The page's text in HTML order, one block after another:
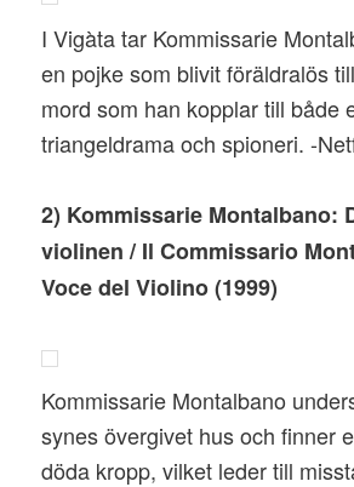
I Vigàta tar Kommissarie
en pojke som blivit föräldralös
mord som han kopplar till både
triangeldrama och spioneri. -
2) Kommissarie Montalbano:
violinen / Il Commissario
Voce del Violino (1999)
Kommissarie Montalbano
synes övergivet hus och finner
döda kropp, vilket leder till